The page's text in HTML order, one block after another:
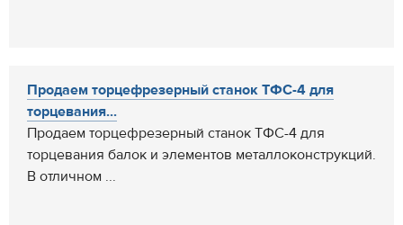
Продаем торцефрезерный станок ТФС-4 для
торцевания...
Продаем торцефрезерный станок ТФС-4 для
торцевания балок и элементов металлоконструкций.
В отличном ...